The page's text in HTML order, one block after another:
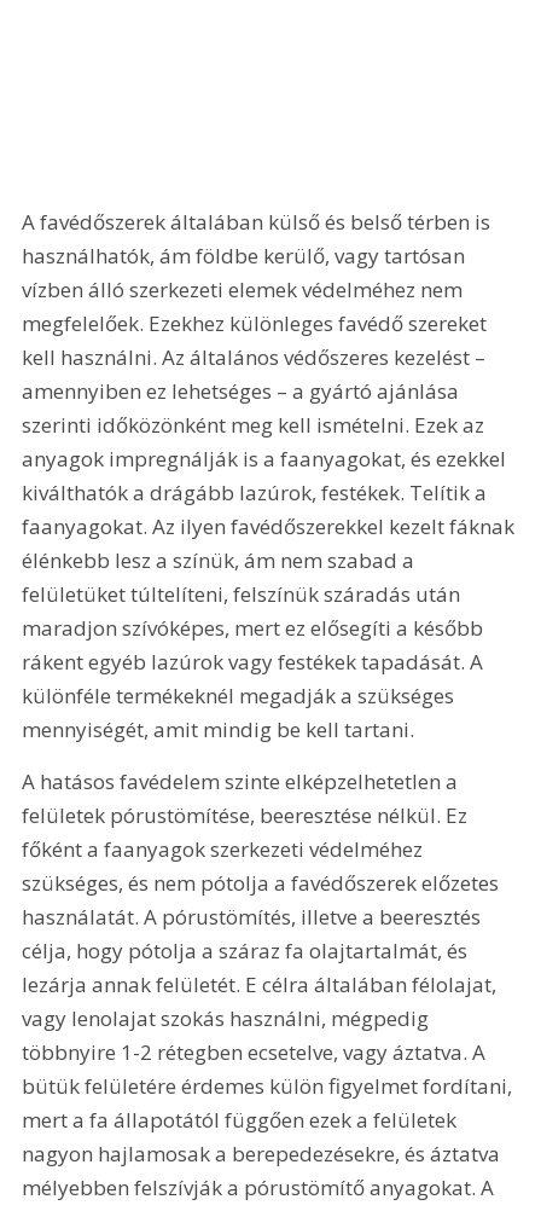
A favédőszerek általában külső és belső térben is
használhatók, ám földbe kerülő, vagy tartósan
vízben álló szerkezeti elemek védelméhez nem
megfelelőek. Ezekhez különleges favédő szereket
kell használni. Az általános védőszeres kezelést –
amennyiben ez lehetséges – a gyártó ajánlása
szerinti időközönként meg kell ismételni. Ezek az
anyagok impregnálják is a faanyagokat, és ezekkel
kiválthatók a drágább lazúrok, festékek. Telítik a
faanyagokat. Az ilyen favédőszerekkel kezelt fáknak
élénkebb lesz a színük, ám nem szabad a
felületüket túltelíteni, felszínük száradás után
maradjon szívóképes, mert ez elősegíti a később
rákent egyéb lazúrok vagy festékek tapadását. A
különféle termékeknél megadják a szükséges
mennyiségét, amit mindig be kell tartani.
A hatásos favédelem szinte elképzelhetetlen a
felületek pórustömítése, beeresztése nélkül. Ez
főként a faanyagok szerkezeti védelméhez
szükséges, és nem pótolja a favédőszerek előzetes
használatát. A pórustömítés, illetve a beeresztés
célja, hogy pótolja a száraz fa olajtartalmát, és
lezárja annak felületét. E célra általában félolajat,
vagy lenolajat szokás használni, mégpedig
többnyire 1-2 rétegben ecsetelve, vagy áztatva. A
bütük felületére érdemes külön figyelmet fordítani,
mert a fa állapotától függően ezek a felületek
nagyon hajlamosak a berepedezésekre, és áztatva
mélyebben felszívják a pórustömítő anyagokat. A